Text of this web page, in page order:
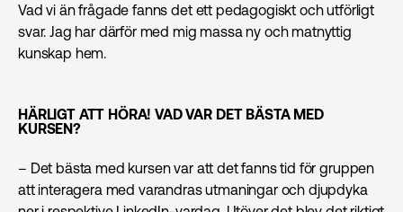
Vad vi än frågade fanns det ett pedagogiskt och utförligt
svar. Jag har därför med mig massa ny och matnyttig
kunskap hem.
HÄRLIGT ATT HÖRA! VAD VAR DET BÄSTA MED
KURSEN?
– Det bästa med kursen var att det fanns tid för gruppen
att interagera med varandras utmaningar och djupdyka